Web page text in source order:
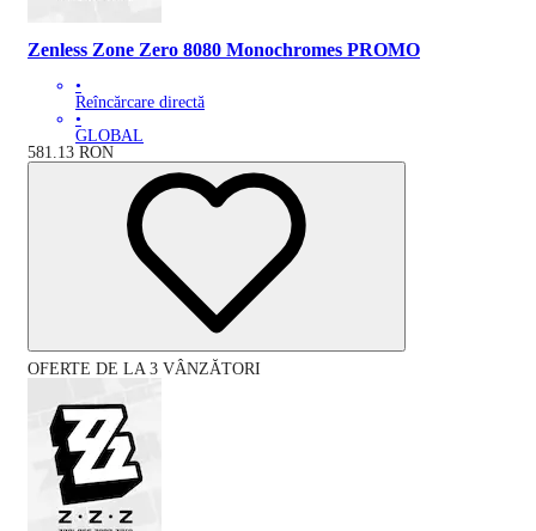
Zenless Zone Zero 8080 Monochromes PROMO
•
Reîncărcare directă
•
GLOBAL
581.13 RON
OFERTE DE LA 3 VÂNZĂTORI